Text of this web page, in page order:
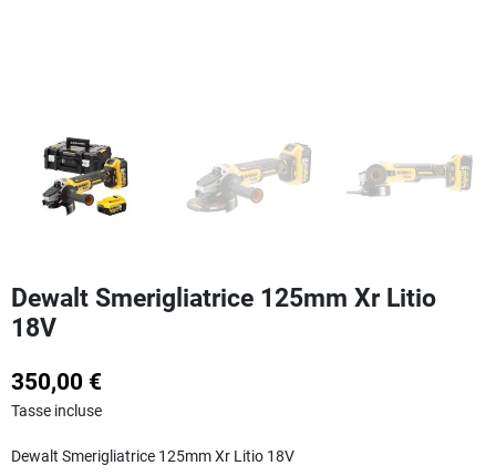
Dewalt Smerigliatrice 125mm Xr Litio
18V
350,00 €
Tasse incluse
Dewalt Smerigliatrice 125mm Xr Litio 18V